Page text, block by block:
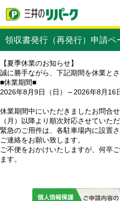
領収書発行（再発行）申請ペ
【夏季休業のお知らせ】
誠に勝手ながら、下記期間を休業と
■休業期間■
2026年8月9日（日）～2026年8月16
休業期間中にいただきましたお問合
（月）以降より順次対応させていた
緊急のご用件は、各駐車場内に設置
ご連絡をお願い致します。
ご不便をおかけいたしますが、何卒
ます。